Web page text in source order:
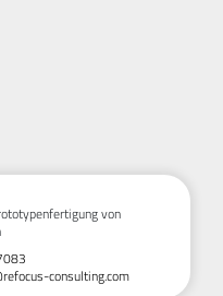
von
consulting.com